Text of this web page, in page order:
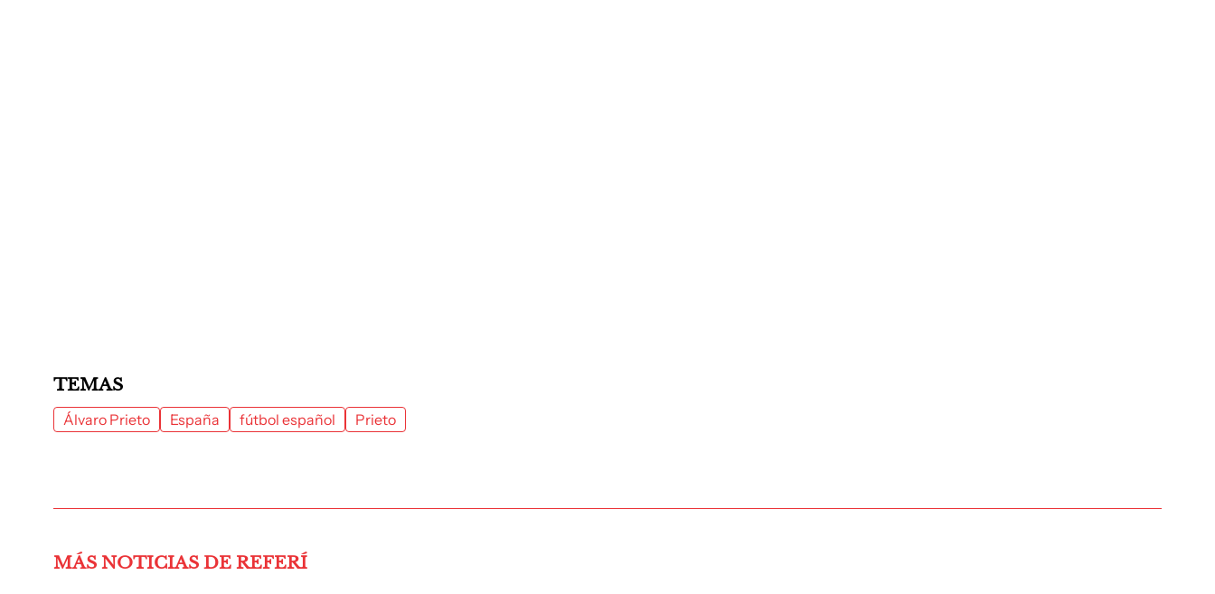
TEMAS
Álvaro Prieto España fútbol español Prieto
MÁS NOTICIAS DE REFERÍ